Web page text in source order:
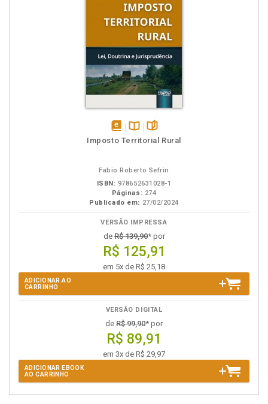
disponívelDisponível
páginas
Imposto Territorial Rural
Fabio Roberto Sefrin
ISBN: 978652631028-1
Páginas: 274
Publicado em: 27/02/2024
VERSÃO IMPRESSA
deR$ 139,90* por
R$ 125,91
em 5x de R$ 25,18
ADICIONAR AO
CARRINHO
VERSÃO DIGITAL
de R$ 99,90* por
R$ 89,91
em 3x de R$ 29,97
ADICIONAR EBOOK
AO CARRINHO